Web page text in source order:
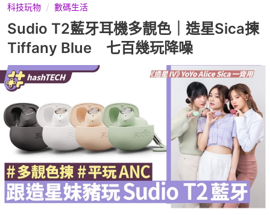
科技玩物 數碼生活
Sudio T2藍牙耳機多靚色｜造星Sica揀
Tiffany Blue 七百幾玩降噪